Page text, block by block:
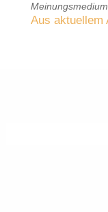
Aus aktuellem